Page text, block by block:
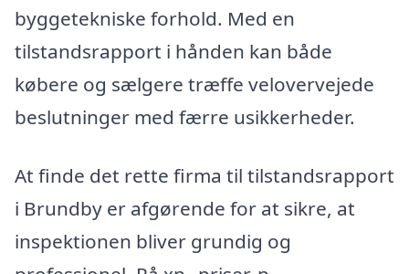
byggetekniske forhold. Med en
tilstandsrapport i hånden kan både
købere og sælgere træffe velovervejede
beslutninger med færre usikkerheder.
At finde det rette firma til tilstandsrapport
i Brundby er afgørende for at sikre, at
inspektionen bliver grundig og